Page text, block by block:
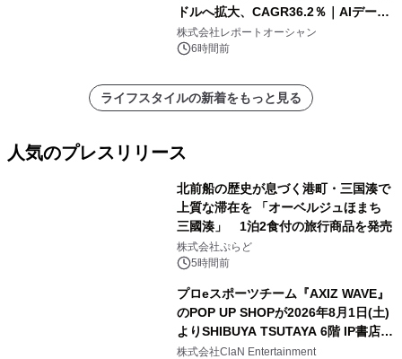
ドルへ拡大、CAGR36.2％｜AIデータ
センター・高速光通信需要が成長を加
速
株式会社レポートオーシャン
6時間前
ライフスタイルの新着をもっと見る
人気のプレスリリース
北前船の歴史が息づく港町・三国湊で
上質な滞在を 「オーベルジュほまち
三國湊」 1泊2食付の旅行商品を発売
株式会社ぷらど
5時間前
プロeスポーツチーム『AXIZ WAVE』
のPOP UP SHOPが2026年8月1日(土)
よりSHIBUYA TSUTAYA 6階 IP書店で
開催決定！！
株式会社ClaN Entertainment